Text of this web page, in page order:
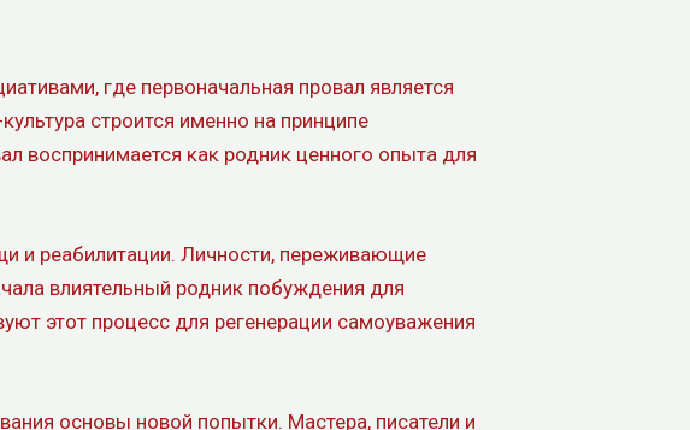
где первоначальная провал является
строится именно на принципе
воспринимается как родник ценного опыта для
и реабилитации. Личности, переживающие
влиятельный родник побуждения для
этот процесс для регенерации самоуважения
основы новой попытки. Мастера, писатели и